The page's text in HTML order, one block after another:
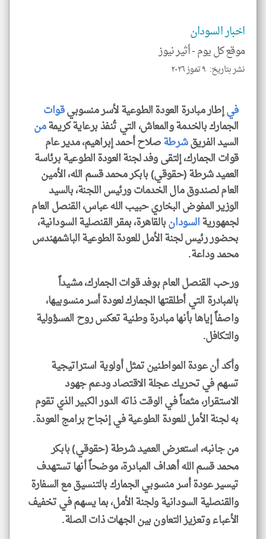
اخبار السودان
موقع كل يوم -أثير نيوز
نشر بتاريخ: ٩ تموز ٢٠٢٦
فيإطار مبادرة العودة الطوعية لأسر منسوبيقوات
الجمارك بالخدمة والمعاش، التي تُنفذ برعاية كريمةمن
السيد الفريقشرطةصلاح أحمد إبراهيم، مدير عام
قوات الجمارك، إلتقى وفد لجنة العودة الطوعية برئاسة
العميد شرطة (حقوقي) بابكر محمد قسم الله، الأمين
العام لصندوق مال الخدمات ورئيس اللجنة، بالسيد
الوزير المفوض البخاري حبيب الله عباس، القنصل العام
لجمهوريةالسودانبالقاهرة، بمقر القنصلية السودانية،
بحضور رئيس لجنة الأمل للعودة الطوعية الباشمهندس
محمد وداعة.
ورحب القنصل العام بوفد قوات الجمارك، مشيداً
بالمبادرة التي أطلقتها الجمارك لعودة أسر منسوبيها،
واصفاً إياها بأنها مبادرة وطنية تعكس روح المسؤولية
والتكافل.
وأكد أن عودة المواطنين تمثل أولوية استراتيجية
تسهم في تحريك عجلة الاقتصاد ودعم جهود
الاستقرار، مثمناً في الوقت ذاته الدور الكبير الذي تقوم
به لجنة الأمل للعودة الطوعية في إنجاح برامج العودة.
من جانبه، استعرض العميد شرطة (حقوقي) بابكر
محمد قسم الله أهداف المبادرة، موضحاً أنها تستهدف
تيسير عودة أسر منسوبي الجمارك بالتنسيق مع السفارة
والقنصلية السودانية ولجنة الأمل، بما يسهم في تخفيف
الأعباء وتعزيز التعاون بين الجهات ذات الصلة.
klyoum.com